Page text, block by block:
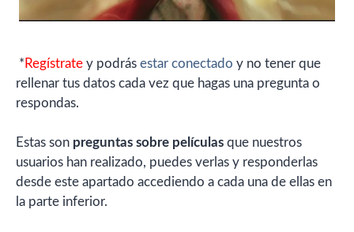
* Regístrate y podrás estar conectado y no tener que
rellenar tus datos cada vez que hagas una pregunta o
respondas.
Estas son preguntas sobre películas que nuestros
usuarios han realizado, puedes verlas y responderlas
desde este apartado accediendo a cada una de ellas en
la parte inferior.